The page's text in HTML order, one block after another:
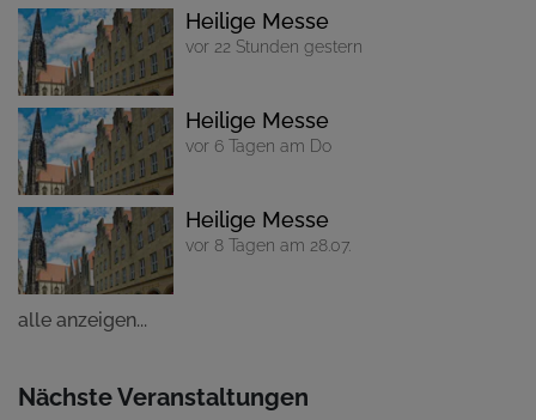
Heilige Messe
vor 22 Stunden gestern
Heilige Messe
vor 6 Tagen am Do
Heilige Messe
vor 8 Tagen am 28.07.
alle anzeigen...
Nächste Veranstaltungen